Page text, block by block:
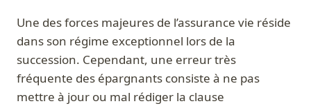
Une des forces majeures de l’assurance vie réside
dans son régime exceptionnel lors de la
succession. Cependant, une erreur très
fréquente des épargnants consiste à ne pas
mettre à jour ou mal rédiger la clause